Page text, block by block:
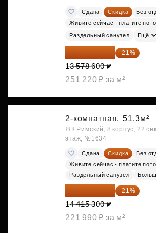
Сдана Скидка
Без
Живите сейчас - платите
Раздельный санузел Ещё
10 727 094 ₽ -21%
13 578 600 ₽
251 220 ₽ за м²
2-комнатная, 51.3м²
ЖК Римский, 8 корпус, 22
этаж, №1634
Сдана Скидка
Без
Живите сейчас - платите
Раздельный санузел
11 388 087 ₽ -21%
14 415 300 ₽
221 990 ₽ за м²